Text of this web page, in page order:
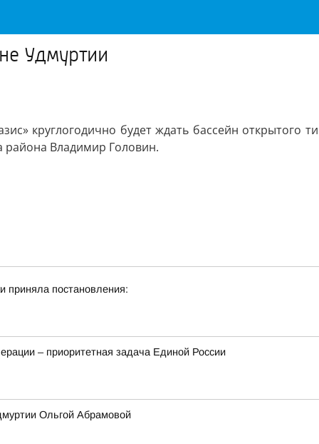
Удмуртии
круглогодично будет ждать бассейн открытого
района Владимир Головин.
приняла постановления:
– приоритетная задача Единой России
Ольгой Абрамовой